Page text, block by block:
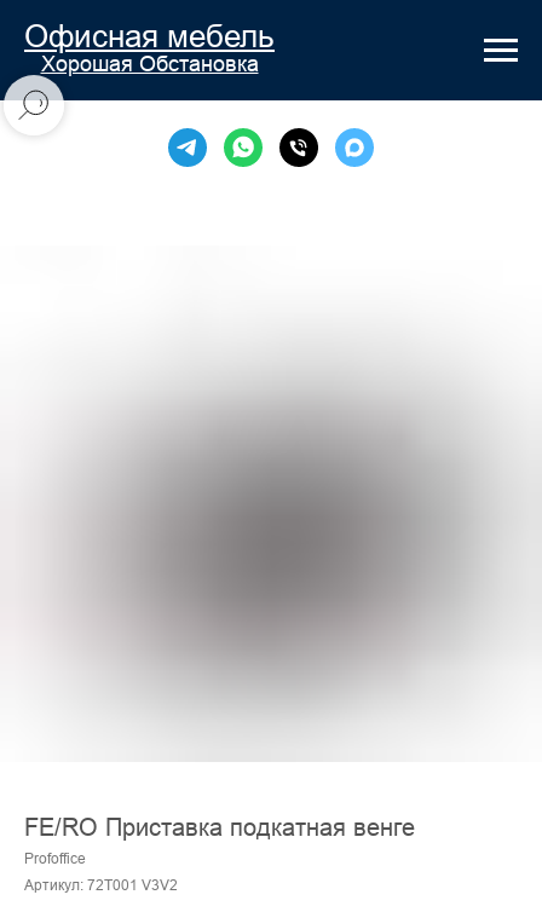
Офисная мебель
Хорошая Обстановка
FE/RO Приставка подкатная венге
Profoffice
Артикул: 72T001 V3V2